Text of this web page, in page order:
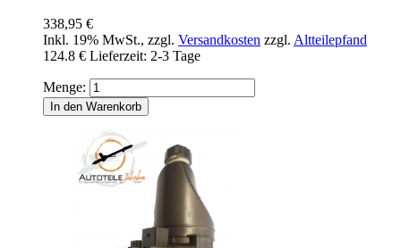
338,95 €
Inkl. 19% MwSt., zzgl. Versandkosten zzgl. Altteilepfand
124.8 € Lieferzeit: 2-3 Tage
Menge:
In den Warenkorb